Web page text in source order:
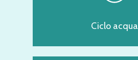
Ciclo acqua